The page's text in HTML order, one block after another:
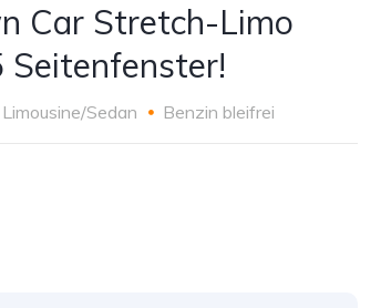
Car Stretch-Limo
Seitenfenster!
Limousine/Sedan Benzin bleifrei